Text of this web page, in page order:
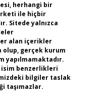
herhangi bir
ile hiçbir
Sitede yalnızca
alan içerikler
olup, gerçek kurum
yapılmamaktadır.
isim benzerlikleri
bilgiler taslak
taşımazlar.